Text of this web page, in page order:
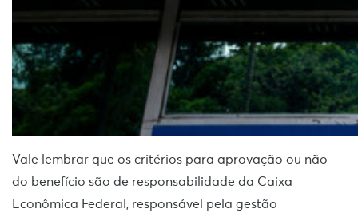
Vale lembrar que os critérios para aprovação ou não
do benefício são de responsabilidade da Caixa
Econômica Federal, responsável pela gestão